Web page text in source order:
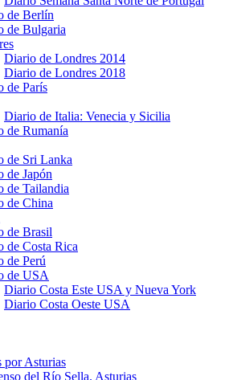
de Berlín
de Bulgaria
Diario de Londres 2014
Diario de Londres 2018
de París
Diario de Italia: Venecia y Sicilia
de Rumanía
de Sri Lanka
de Japón
de Tailandia
de China
de Brasil
de Costa Rica
de Perú
de USA
Diario Costa Este USA y Nueva York
Diario Costa Oeste USA
por Asturias
del Río Sella. Asturias